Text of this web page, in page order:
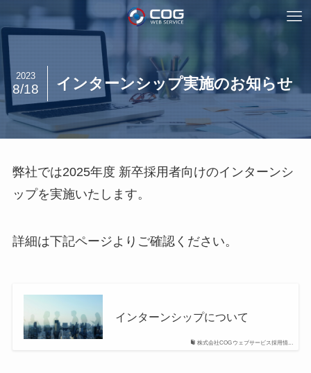
インターンシップ実施のお知らせ
2023
8/18
弊社では2025年度 新卒採用者向けのインターンシ
ップを実施いたします。
詳細は下記ページよりご確認ください。
株式会社COGウェブサービス採用情...
インターンシップについて